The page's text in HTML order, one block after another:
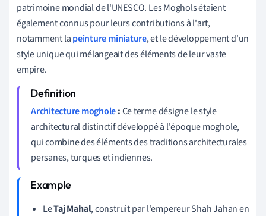
patrimoine mondial de l'UNESCO. Les Moghols étaient
également connus pour leurs contributions à l'art,
notamment lapeinture miniature, et le développement d'un
style unique qui mélangeait des éléments de leur vaste
empire.
Architecture moghole:Ce terme désigne le style
architectural distinctif développé à l'époque moghole,
qui combine des éléments des traditions architecturales
persanes, turques et indiennes.
LeTaj Mahal, construit par l'empereur Shah Jahan en